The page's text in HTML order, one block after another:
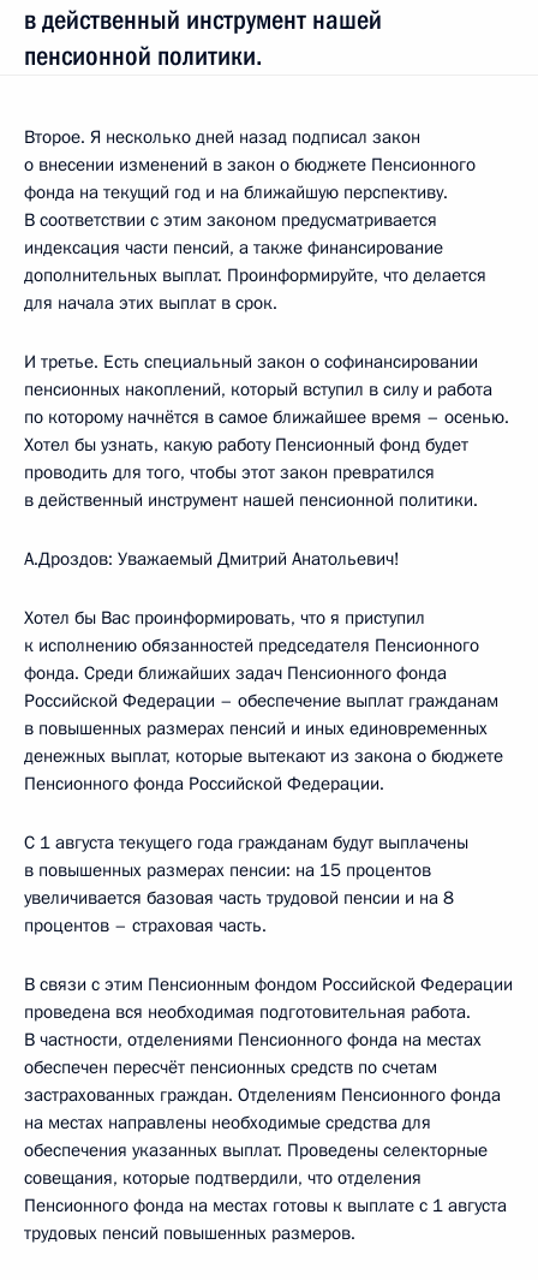
в действенный инструмент нашей
пенсионной политики.
Второе. Я несколько дней назад подписал закон
о внесении изменений в закон о бюджете Пенсионного
фонда на текущий год и на ближайшую перспективу.
В соответствии с этим законом предусматривается
индексация части пенсий, а также финансирование
дополнительных выплат. Проинформируйте, что делается
для начала этих выплат в срок.
И третье. Есть специальный закон о софинансировании
пенсионных накоплений, который вступил в силу и работа
по которому начнётся в самое ближайшее время – осенью.
Хотел бы узнать, какую работу Пенсионный фонд будет
проводить для того, чтобы этот закон превратился
в действенный инструмент нашей пенсионной политики.
А.Дроздов: Уважаемый Дмитрий Анатольевич!
Хотел бы Вас проинформировать, что я приступил
к исполнению обязанностей председателя Пенсионного
фонда. Среди ближайших задач Пенсионного фонда
Российской Федерации – обеспечение выплат гражданам
в повышенных размерах пенсий и иных единовременных
денежных выплат, которые вытекают из закона о бюджете
Пенсионного фонда Российской Федерации.
С 1 августа текущего года гражданам будут выплачены
в повышенных размерах пенсии: на 15 процентов
увеличивается базовая часть трудовой пенсии и на 8
процентов – страховая часть.
В связи с этим Пенсионным фондом Российской Федерации
проведена вся необходимая подготовительная работа.
В частности, отделениями Пенсионного фонда на местах
обеспечен пересчёт пенсионных средств по счетам
застрахованных граждан. Отделениям Пенсионного фонда
на местах направлены необходимые средства для
обеспечения указанных выплат. Проведены селекторные
совещания, которые подтвердили, что отделения
Пенсионного фонда на местах готовы к выплате с 1 августа
трудовых пенсий повышенных размеров.